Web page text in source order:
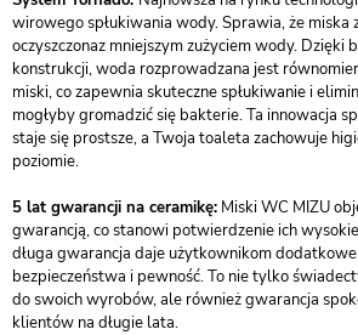
wirowego spłukiwania wody. Sprawia, że miska
oczyszczonaz mniejszym zużyciem wody. Dzięki
konstrukcji, woda rozprowadzana jest
miski, co zapewnia skuteczne spłukiwanie i
mogłyby gromadzić się bakterie. Ta innowacja
staje się prostsze, a Twoja toaleta zachowuje
poziomie.
5 lat gwarancji na ceramikę: Miski WC MIZU
gwarancją, co stanowi potwierdzenie ich
długa gwarancja daje użytkownikom
bezpieczeństwa i pewność. To nie tylko
do swoich wyrobów, ale również gwarancja
klientów na długie lata.